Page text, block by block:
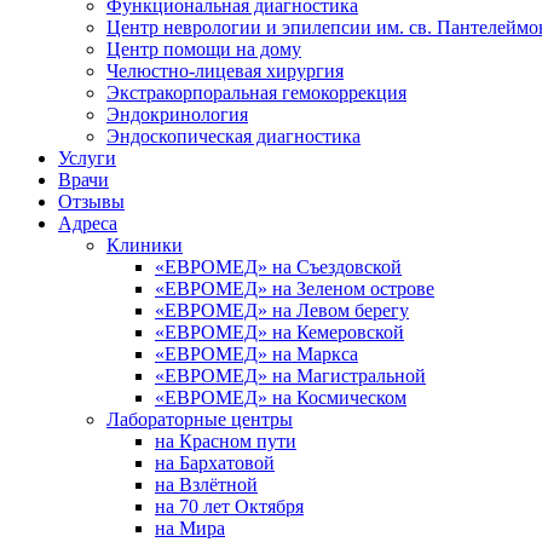
Функциональная диагностика
Центр неврологии и эпилепсии им. св.
Центр помощи на дому
Челюстно-лицевая хирургия
Экстракорпоральная гемокоррекция
Эндокринология
Эндоскопическая диагностика
Услуги
Врачи
Отзывы
Адреса
Клиники
«ЕВРОМЕД» на Съездовской
«ЕВРОМЕД» на Зеленом острове
«ЕВРОМЕД» на Левом берегу
«ЕВРОМЕД» на Кемеровской
«ЕВРОМЕД» на Маркса
«ЕВРОМЕД» на Магистральной
«ЕВРОМЕД» на Космическом
Лабораторные центры
на Красном пути
на Бархатовой
на Взлётной
на 70 лет Октября
на Мира